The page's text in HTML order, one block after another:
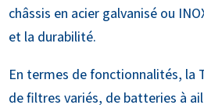
châssis en acier galvanisé ou
et la durabilité.
En termes de fonctionnalités, la
de filtres variés, de batteries à